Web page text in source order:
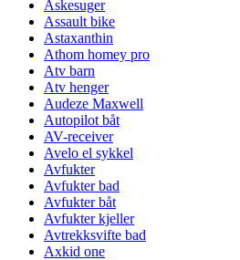
Askesuger
Assault bike
Astaxanthin
Athom homey pro
Atv barn
Atv henger
Audeze Maxwell
Autopilot båt
AV-receiver
Avelo el sykkel
Avfukter
Avfukter bad
Avfukter båt
Avfukter kjeller
Avtrekksvifte bad
Axkid one